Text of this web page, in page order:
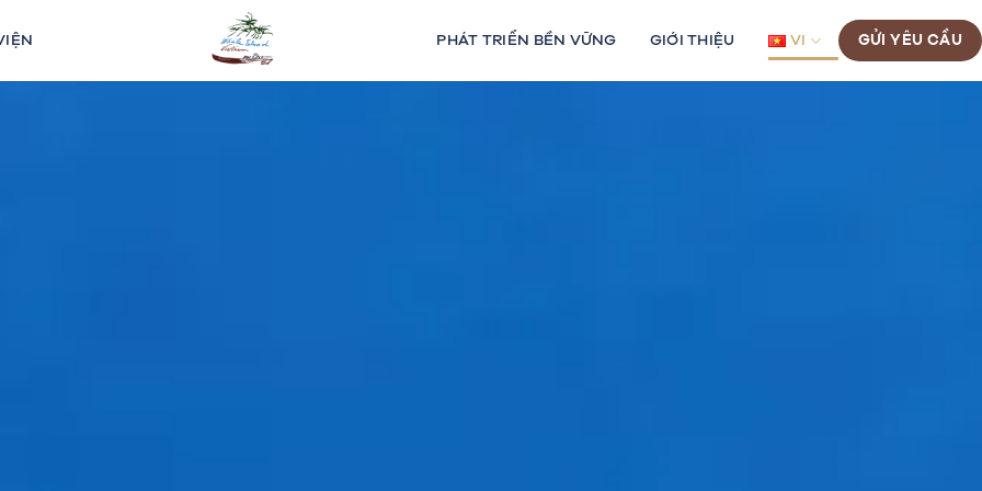
PHÁT TRIỂN BỀN VỮNG GIỚI THIỆU VI GỬI YÊU CẦU